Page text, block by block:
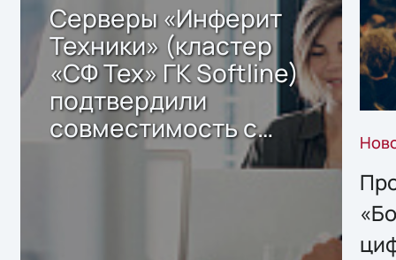
Серверы «Инферит
Техники» (кластер
«СФ Тех» ГК Softline)
подтвердили
совместимость с
решением Sharx